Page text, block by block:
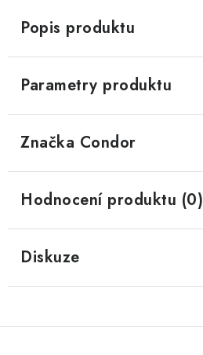
Popis produktu
Parametry produktu
Značka Condor
Hodnocení produktu (0)
Diskuze